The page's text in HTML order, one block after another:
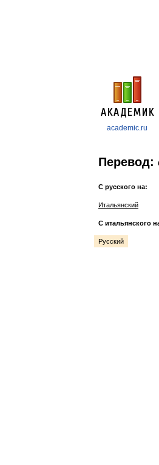
academic.ru
Перевод:
С русского на:
Итальянский
С итальянского
Русский